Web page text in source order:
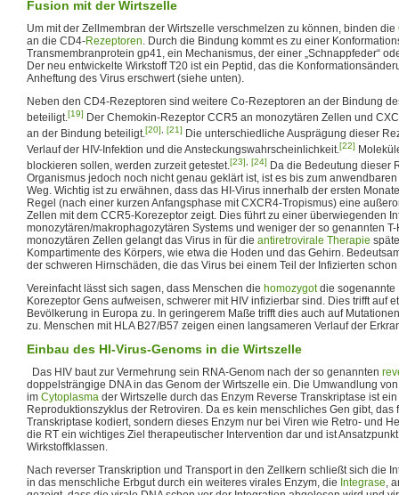
Fusion mit der Wirtszelle
Um mit der Zellmembran der Wirtszelle verschmelzen zu können, binden die
an die CD4-Rezeptoren. Durch die Bindung kommt es zu einer
Transmembranprotein gp41, ein Mechanismus, der einer „Schnappfeder“
Der neu entwickelte Wirkstoff T20 ist ein Peptid, das die
Anheftung des Virus erschwert (siehe unten).
Neben den CD4-Rezeptoren sind weitere Co-Rezeptoren an der Bindung
beteiligt.[19] Der Chemokin-Rezeptor CCR5 an monozytären Zellen und
an der Bindung beteiligt.[20] [21] Die unterschiedliche Ausprägung dieser
Verlauf der HIV-Infektion und die Ansteckungswahrscheinlichkeit.[22]
blockieren sollen, werden zurzeit getestet.[23] [24] Da die Bedeutung dieser
Organismus jedoch noch nicht genau geklärt ist, ist es bis zum
Weg. Wichtig ist zu erwähnen, dass das HI-Virus innerhalb der ersten
Regel (nach einer kurzen Anfangsphase mit CXCR4-Tropismus) eine
Zellen mit dem CCR5-Korezeptor zeigt. Dies führt zu einer überwiegenden
monozytären/makrophagozytären Systems und weniger der so genannten
monozytären Zellen gelangt das Virus in für die antiretrovirale Therapie
Kompartimente des Körpers, wie etwa die Hoden und das Gehirn.
der schweren Hirnschäden, die das Virus bei einem Teil der Infizierten
Vereinfacht lässt sich sagen, dass Menschen die homozygotdie sogenannte
Korezeptor Gens aufweisen, schwerer mit HIV infizierbar sind. Dies trifft auf
Bevölkerung in Europa zu. In geringerem Maße trifft dies auch auf
zu. Menschen mit HLA B27/B57 zeigen einen langsameren Verlauf der
Einbau des HI-Virus-Genoms in die Wirtszelle
Das HIV baut zur Vermehrung sein RNA-Genom nach der so genannten
doppelsträngige DNA in das Genom der Wirtszelle ein. Die Umwandlung
im Cytoplasma der Wirtszelle durch das Enzym Reverse Transkriptase ist
Reproduktionszyklus der Retroviren. Da es kein menschliches Gen gibt, das
Transkriptase kodiert, sondern dieses Enzym nur bei Viren wie Retro- und
die RT ein wichtiges Ziel therapeutischer Intervention dar und ist
Wirkstoffklassen.
Nach reverser Transkription und Transport in den Zellkern schließt sich die
in das menschliche Erbgut durch ein weiteres virales Enzym, die Integrase,